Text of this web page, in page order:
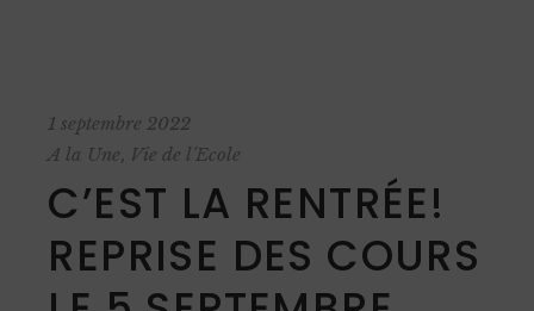
1 septembre 2022
A la Une, Vie de l'Ecole
C’EST LA RENTRÉE!
REPRISE DES COURS